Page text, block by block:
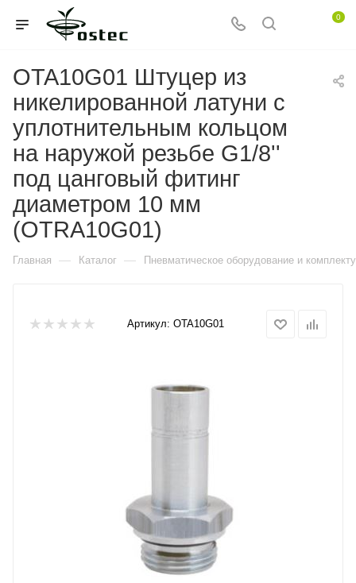
0
OTA10G01 Штуцер из
никелированной латуни с
уплотнительным кольцом
на наружой резьбе G1/8''
под цанговый фитинг
диаметром 10 мм
(OTRA10G01)
Главная — Каталог — Пневматическое оборудование и
Артикул: OTA10G01